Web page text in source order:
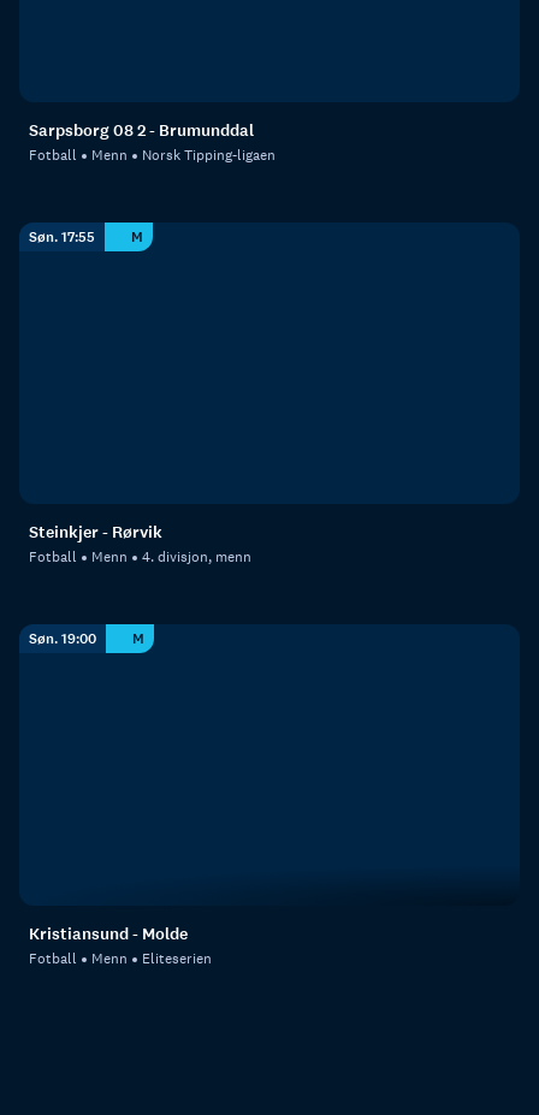
Sarpsborg 08 2 - Brumunddal
Fotball Menn Norsk Tipping-ligaen
Søn. 17:55 M
Steinkjer - Rørvik
Fotball Menn 4. divisjon, menn
Søn. 19:00 M
Kristiansund - Molde
Fotball Menn Eliteserien